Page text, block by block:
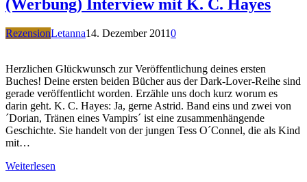
(Werbung) Interview mit K. C. Hayes
RezensionLetanna14. Dezember 20110
Herzlichen Glückwunsch zur Veröffentlichung deines ersten
Buches! Deine ersten beiden Bücher aus der Dark-Lover-Reihe sind
gerade veröffentlicht worden. Erzähle uns doch kurz worum es
darin geht. K. C. Hayes: Ja, gerne Astrid. Band eins und zwei von
´Dorian, Tränen eines Vampirs´ ist eine zusammenhängende
Geschichte. Sie handelt von der jungen Tess O´Connel, die als Kind
mit…
Weiterlesen